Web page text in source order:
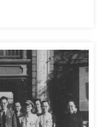
月形成草案，是由苏联专
学环节及教学时间和假期
外学时的比例，明确的学
部系统详尽的“教育宪